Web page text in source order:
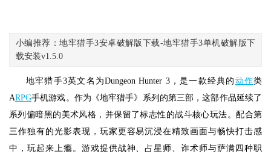
小编推荐：地牢猎手3安卓破解版下载-地牢猎手3单机破解版下
载安装v1.5.0
地牢猎手3英文名为Dungeon Hunter 3，是一款经典的 动作类
ARPG手机游戏。作为《地牢猎手》系列的第三部，这部作品延续了
系列偏暗黑的美术风格，并保留了标志性的战斗核心玩法。配合第
三作独有的光影表现，玩家更容易沉浸在精致画面与畅快打击感
中，玩起来上瘾。游戏提供战神、占星师、诈术师与萨满四种职